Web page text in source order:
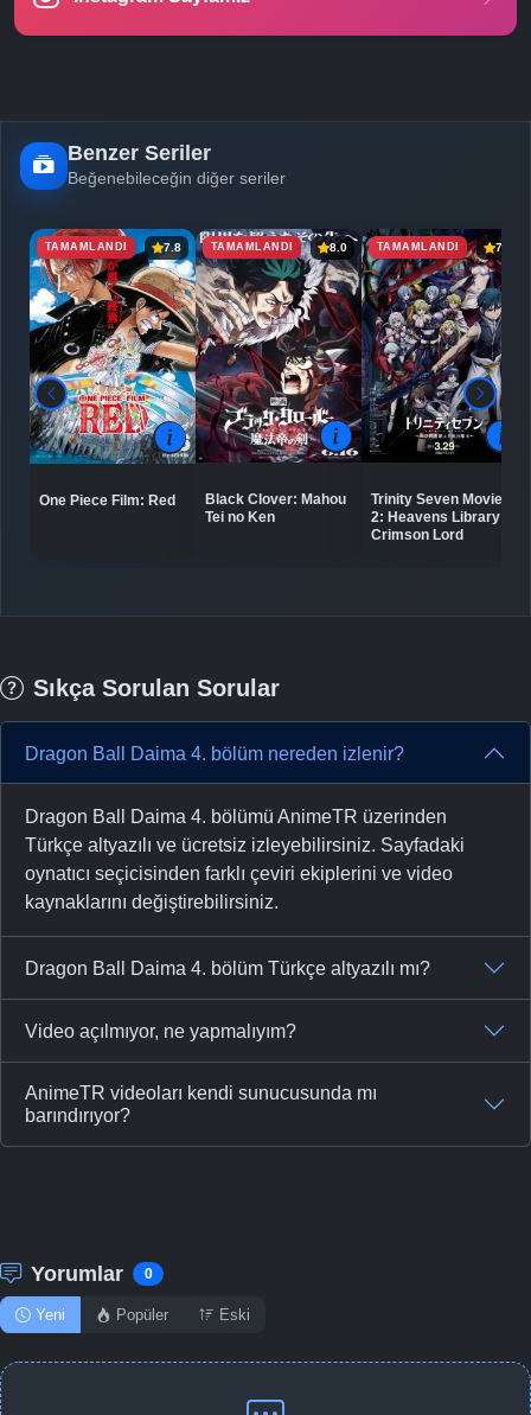
Benzer Seriler
Beğenebileceğin diğer seriler
TAMAMLANDI 7.8
One Piece Film: Red
TAMAMLANDI 8.0
Black Clover: Mahou
Tei no Ken
TAMAMLANDI 7.3
Trinity Seven Movie
2: Heavens Library to
Crimson Lord
Sıkça Sorulan Sorular
Dragon Ball Daima 4. bölüm nereden izlenir?
Dragon Ball Daima 4. bölümü AnimeTR üzerinden
Türkçe altyazılı ve ücretsiz izleyebilirsiniz. Sayfadaki
oynatıcı seçicisinden farklı çeviri ekiplerini ve video
kaynaklarını değiştirebilirsiniz.
Dragon Ball Daima 4. bölüm Türkçe altyazılı mı?
Video açılmıyor, ne yapmalıyım?
AnimeTR videoları kendi sunucusunda mı
barındırıyor?
Yorumlar 0
Yeni Popüler Eski